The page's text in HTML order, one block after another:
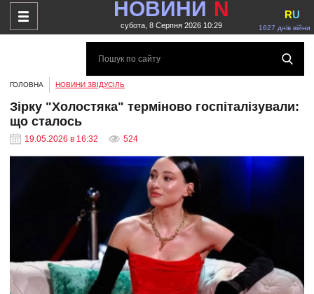
НОВИНИ N
субота, 8 Серпня 2026 10:29 1627 днів війни
RU
ГОЛОВНА НОВИНИ ЗВІДУСІЛЬ
Зірку "Холостяка" терміново госпіталізували:
що сталось
19.05.2026 в 16:32 524